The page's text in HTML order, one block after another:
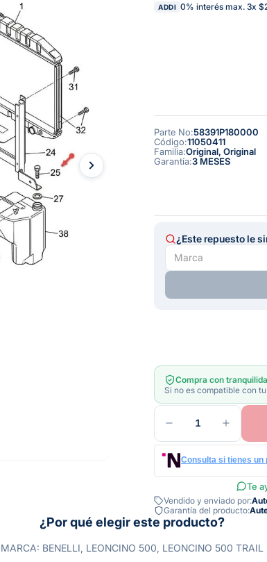
ADDI 0% interés max. 3x
Parte No:58391P180000
Código:11050411
Familia:Original, Original
Garantía:3 MESES
¿Este repuesto le
Compra con
Si no es compatible con
1
Consulta si tienes un
Te
Vendido y enviado por:
Garantía del producto:
¿Por qué elegir este producto?
MARCA: BENELLI, LEONCINO 500, LEONCINO 500 TRAIL